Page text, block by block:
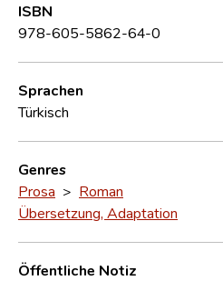
ISBN
978-605-5862-64-0
Sprachen
Türkisch
Genres
Prosa > Roman
Übersetzung, Adaptation
Öffentliche Notiz